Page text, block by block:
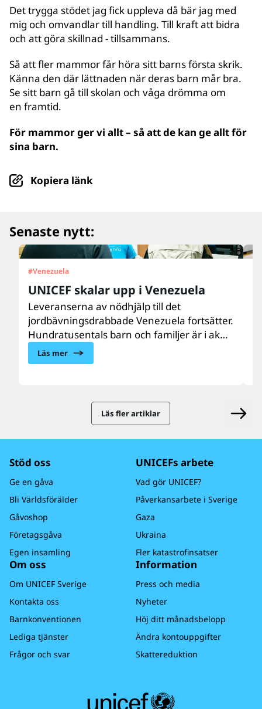
Det trygga stödet jag fick uppleva då bär jag med
mig och omvandlar till handling. Till kraft att bidra
och att göra skillnad - tillsammans.
Så att fler mammor får höra sitt barns första skrik.
Känna den där lättnaden när deras barn mår bra.
Se sitt barn gå till skolan och våga drömma om
en framtid.
För mammor ger vi allt – så att de kan ge allt för
sina barn.
Kopiera länk
Senaste nytt:
#Venezuela
UNICEF skalar upp i Venezuela
Leveranserna av nödhjälp till det
jordbävningsdrabbade Venezuela fortsätter.
Hundratusentals barn och familjer är i akut
behov av vård, näring, vatten, sanitet och
hygien samt psykosocialt stöd. UNICEF finns
Läs mer
Läs fler artiklar
Stöd oss
Ge en gåva
Bli Världsförälder
Gåvoshop
Företagsgåva
Egen insamling
UNICEFs arbete
Vad gör UNICEF?
Påverkansarbete i Sverige
Gaza
Ukraina
Fler katastrofinsatser
Om oss
Om UNICEF Sverige
Kontakta oss
Barnkonventionen
Lediga tjänster
Frågor och svar
Information
Press och media
Nyheter
Höj ditt månadsbelopp
Ändra kontouppgifter
Skattereduktion